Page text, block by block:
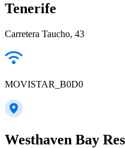
Tenerife
Carretera Taucho, 43
MOVISTAR_B0D0
Westhaven Bay